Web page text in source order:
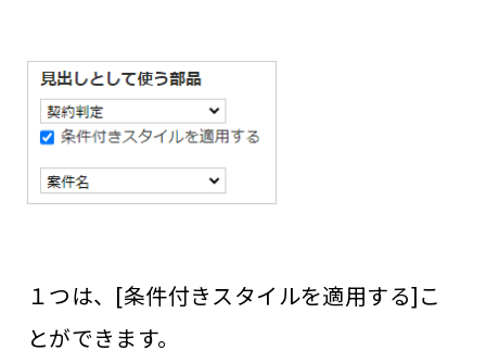
１つは、[条件付きスタイルを適用する]こ
とができます。